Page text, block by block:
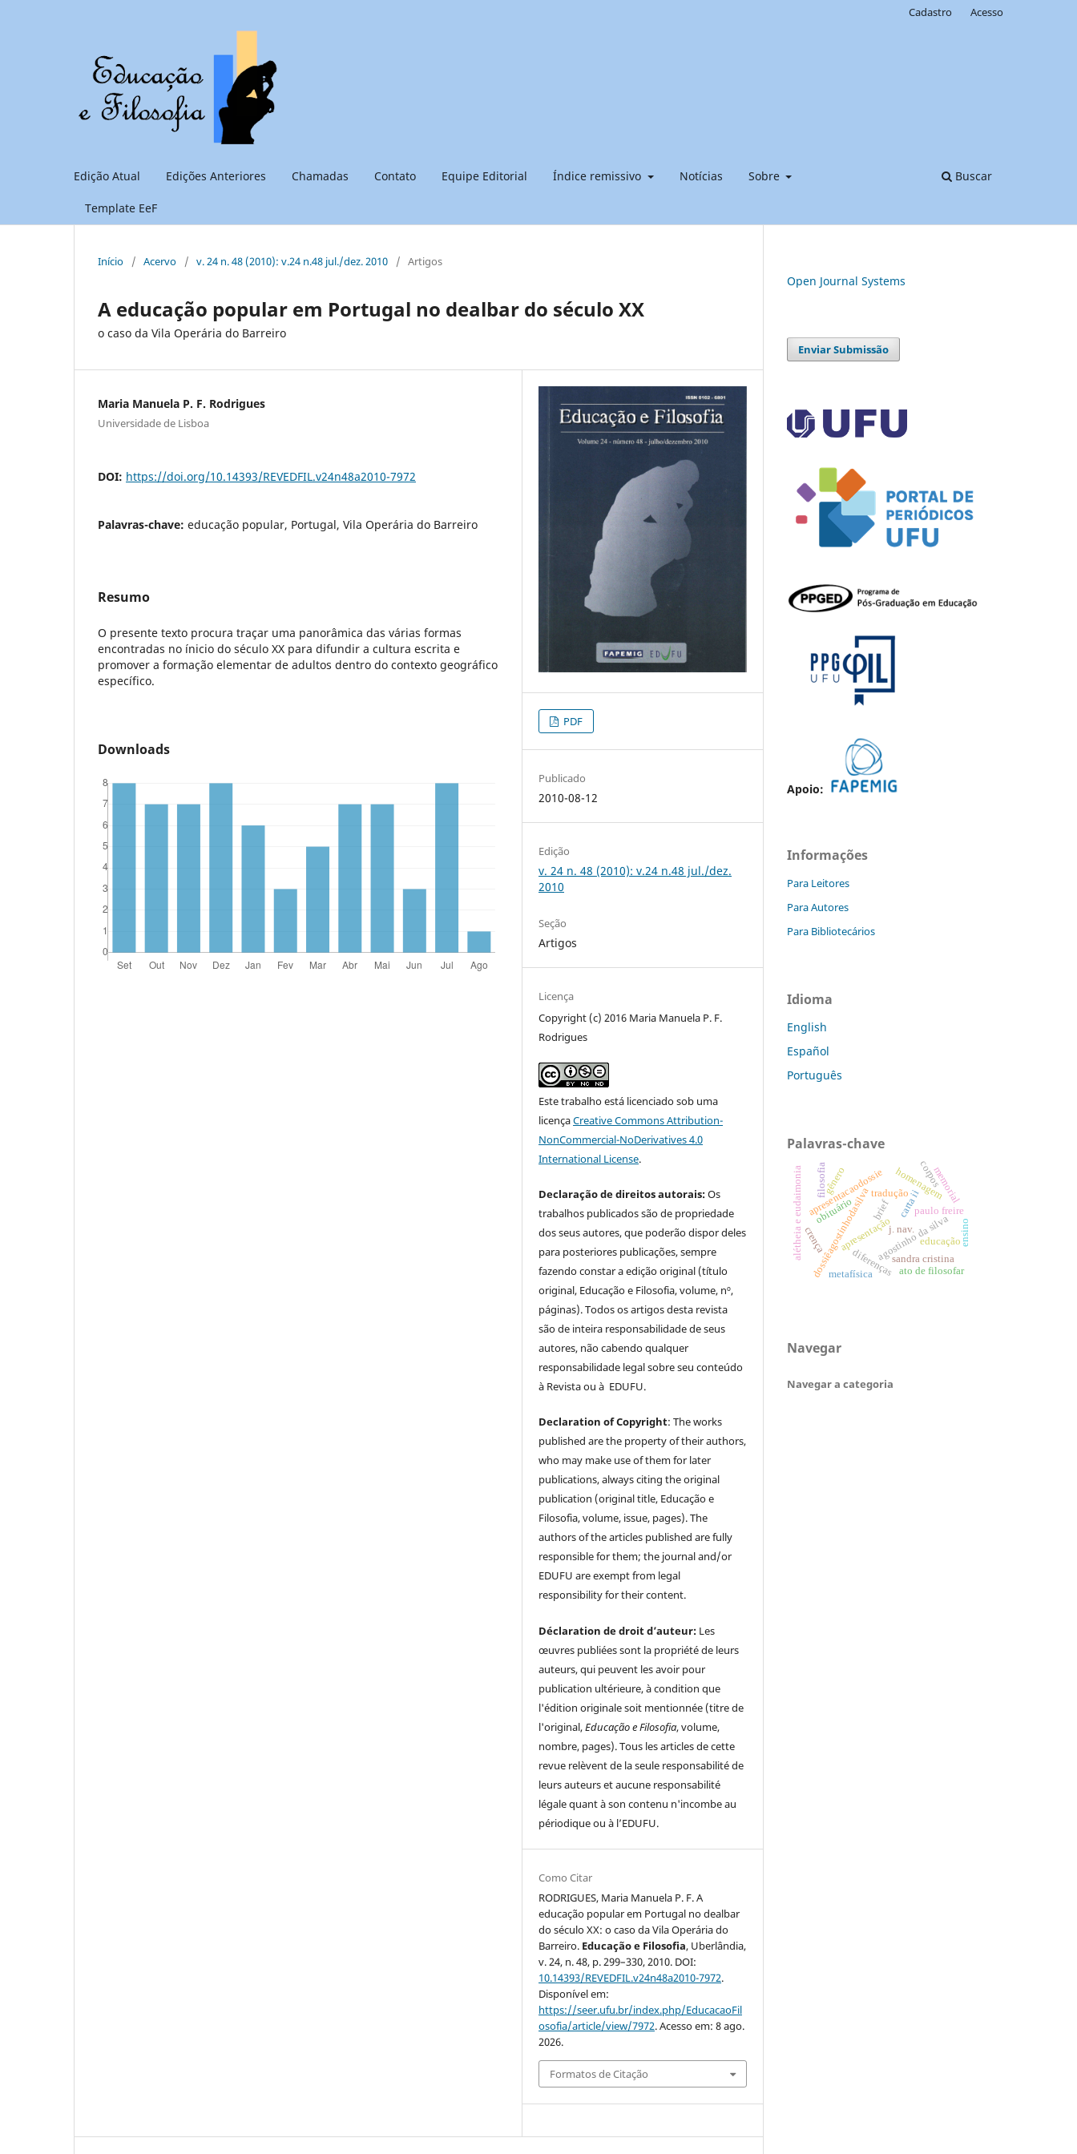
Edição Atual Edições Anteriores Chamadas Contato Equipe Editorial Índice remissivo Notícias Sobre
Template EeF
Buscar
Cadastro Acesso
Início / Acervo / v. 24 n. 48 (2010): v.24 n.48 jul./dez. 2010 / Artigos
A educação popular em Portugal no dealbar do século XX
o caso da Vila Operária do Barreiro
Maria Manuela P. F. Rodrigues
Universidade de Lisboa
DOI: https://doi.org/10.14393/REVEDFIL.v24n48a2010-7972
Palavras-chave: educação popular, Portugal, Vila Operária do Barreiro
Resumo
O presente texto procura traçar uma panorâmica das várias formas
encontradas no ínicio do século XX para difundir a cultura escrita e
promover a formação elementar de adultos dentro do contexto geográfico
específico.
Downloads
PDF
Publicado
2010-08-12
Edição
v. 24 n. 48 (2010): v.24 n.48 jul./dez.
2010
Seção
Artigos
Licença
Copyright (c) 2016 Maria Manuela P. F.
Rodrigues
Este trabalho está licenciado sob uma
licençaCreative Commons Attribution-
NonCommercial-NoDerivatives 4.0
International License.
Declaração de direitos autorais:Os
trabalhos publicados são de propriedade
dos seus autores, que poderão dispor deles
para posteriores publicações, sempre
fazendo constar a edição original (título
original, Educação e Filosofia, volume, nº,
páginas). Todos os artigos desta revista
são de inteira responsabilidade de seus
autores, não cabendo qualquer
responsabilidade legal sobre seu conteúdo
à Revista ou à EDUFU.
Declaration of Copyright: The works
published are the property of their authors,
who may make use of them for later
publications, always citing the original
publication (original title, Educação e
Filosofia, volume, issue, pages). The
authors of the articles published are fully
responsible for them; the journal and/or
EDUFU are exempt from legal
responsibility for their content.
Déclaration de droit d’auteur: Les
œuvres publiées sont la propriété de leurs
auteurs, qui peuvent les avoir pour
publication ultérieure, à condition que
l'édition originale soit mentionnée (titre de
l'original,Educação e Filosofia, volume,
nombre, pages). Tous les articles de cette
revue relèvent de la seule responsabilité de
leurs auteurs et aucune responsabilité
légale quant à son contenu n'incombe au
périodique ou à l’EDUFU.
Como Citar
RODRIGUES, Maria Manuela P. F. A
educação popular em Portugal no dealbar
do século XX: o caso da Vila Operária do
Barreiro. Educação e Filosofia, Uberlândia,
v. 24, n. 48, p. 299–330, 2010. DOI:
10.14393/REVEDFIL.v24n48a2010-7972.
Disponível em:
https://seer.ufu.br/index.php/EducacaoFil
osofia/article/view/7972. Acesso em: 8 ago.
2026.
Formatos de Citação
Open Journal Systems
Enviar Submissão
Apoio:
Informações
Para Leitores
Para Autores
Para Bibliotecários
Idioma
English
Español
Português
Palavras-chave
apresentação
dossiêagostinhodasilva
apresentacaodossietradução
brief
j. nav.
agostinho da silva
carta ii
sandra cristina
obituário
homenagemmemorial
diferenças
corpos
alétheia e eudaimonia filosofia
metafísica
paulo freire
ato de filosofar
educação
crença
gênero
ensino
Navegar
Navegar a categoria